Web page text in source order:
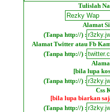
Tulislah
Alamat
(Tanpa http://) :
Alamat Twitter atau Fb
(Tanpa http://) :
[bila lupa
(Tanpa http://) :
Css
[bila lupa biarkan
(Tanpa http://) :